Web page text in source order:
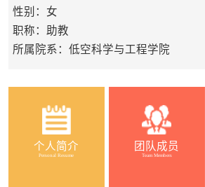
性别：女
职称：助教
所属院系：低空科学与工程学院
个人简介
Personal Resume
团队成员
Team Members